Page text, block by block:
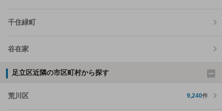
千住緑町
谷在家
足立区近隣の市区町村から探す
荒川区 9,240件